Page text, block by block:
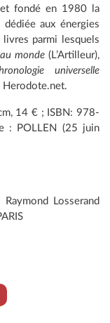
fondé en 1980 la
dédiée aux énergies
parmi lesquels
monde (L’Artilleur),
universelle
Herodote.net.
14 € ; ISBN: 978-
: POLLEN (25 juin
Losserand